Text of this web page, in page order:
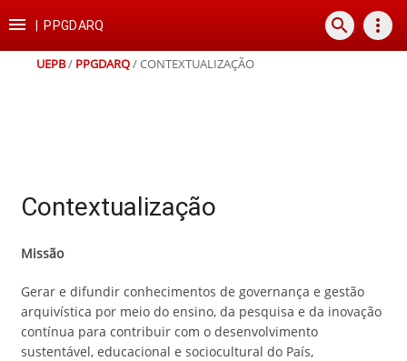
para
conteúdo
para
para
para
rodapé
 PPGDARQ search more_vert
UEPB/ PPGDARQ/CONTEXTUALIZAÇÃO
Contextualização
Missão
Gerar e difundir conhecimentos de governança e gestão
arquivística por meio do ensino, da pesquisa e da inovação
contínua para contribuir com o desenvolvimento
sustentável, educacional e sociocultural do País,